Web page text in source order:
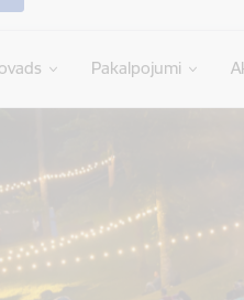
Pakalpojumi